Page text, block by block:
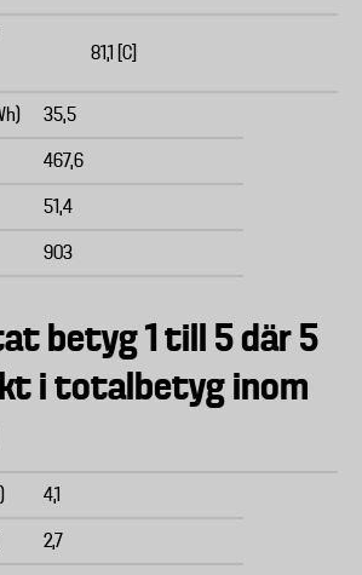
81,1 [C]
35,5
467,6
51,4
903
betyg 1 till 5 där 5
i totalbetyg inom
4,1
2,7